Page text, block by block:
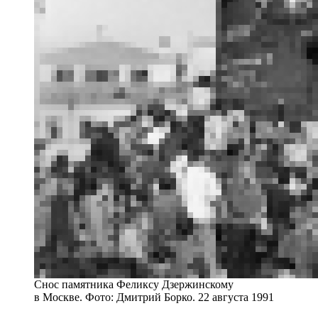
Снос памятника Феликсу Дзержинскому
в Москве. Фото: Дмитрий Борко. 22 августа 1991